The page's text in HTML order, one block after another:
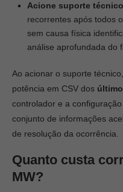
Acione suporte
recorrentes após todos
sem causa física
análise aprofundada do
Ao acionar o suporte
potência em CSV dos
controlador e a
conjunto de informações
de resolução da ocorrência.
Quanto custa
MW?